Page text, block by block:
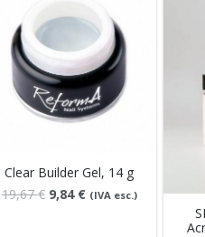
Clear Builder Gel, 14 g
19,67€ Il
9,84 €Il(IVA esc.)